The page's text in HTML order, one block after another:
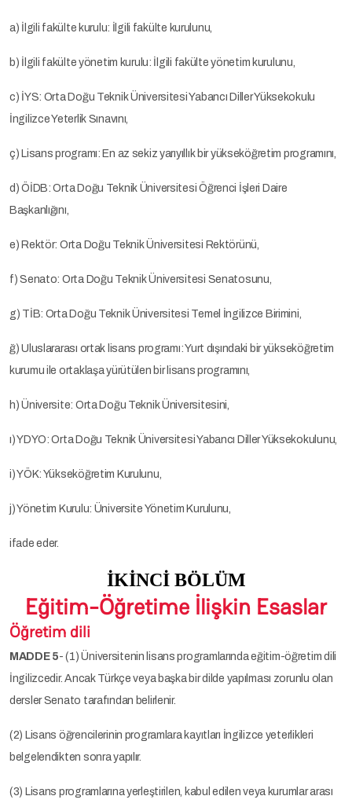
a) İlgili fakülte kurulu: İlgili fakülte kurulunu,
b) İlgili fakülte yönetim kurulu: İlgili fakülte yönetim kurulunu,
c) İYS: Orta Doğu Teknik Üniversitesi Yabancı Diller Yüksekokulu
İngilizce Yeterlik Sınavını,
ç) Lisans programı: En az sekiz yarıyıllık bir yükseköğretim programını,
d) ÖİDB: Orta Doğu Teknik Üniversitesi Öğrenci İşleri Daire
Başkanlığını,
e) Rektör: Orta Doğu Teknik Üniversitesi Rektörünü,
f) Senato: Orta Doğu Teknik Üniversitesi Senatosunu,
g) TİB: Orta Doğu Teknik Üniversitesi Temel İngilizce Birimini,
ğ) Uluslararası ortak lisans programı: Yurt dışındaki bir yükseköğretim
kurumu ile ortaklaşa yürütülen bir lisans programını,
h) Üniversite: Orta Doğu Teknik Üniversitesini,
ı) YDYO: Orta Doğu Teknik Üniversitesi Yabancı Diller Yüksekokulunu,
i) YÖK: Yükseköğretim Kurulunu,
j) Yönetim Kurulu: Üniversite Yönetim Kurulunu,
ifade eder.
İKİNCİ BÖLÜM
Eğitim-Öğretime İlişkin Esaslar
Öğretim dili
MADDE 5- (1) Üniversitenin lisans programlarında eğitim-öğretim dili
İngilizcedir. Ancak Türkçe veya başka bir dilde yapılması zorunlu olan
dersler Senato tarafından belirlenir.
(2) Lisans öğrencilerinin programlara kayıtları İngilizce yeterlikleri
belgelendikten sonra yapılır.
(3) Lisans programlarına yerleştirilen, kabul edilen veya kurumlar arası